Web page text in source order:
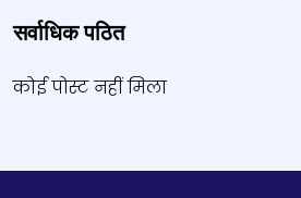
सर्वाधिक पठित
कोई पोस्ट नहीं मिला